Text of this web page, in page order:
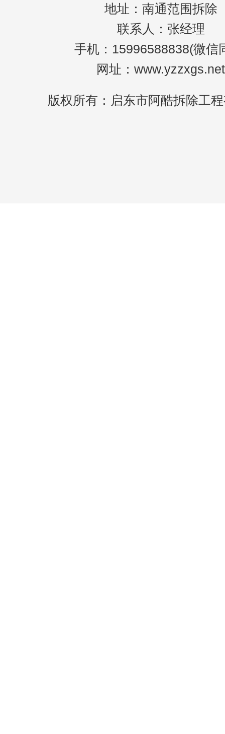
地址：南通范围拆除
联系人：张经理
手机：15996588838(微信
网址：www.yzzxgs.net
版权所有：启东市阿酷拆除工